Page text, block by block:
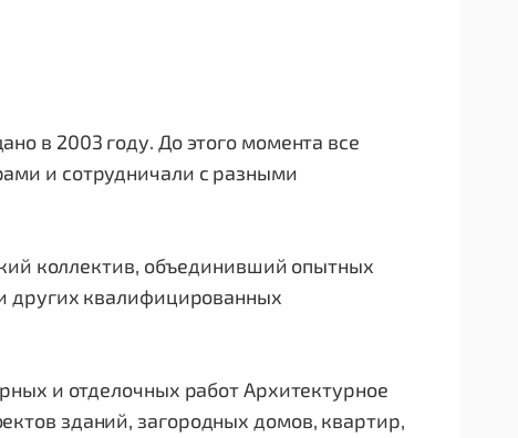
в 2003 году. До этого момента все
и сотрудничали с разными
коллектив, объединивший опытных
других квалифицированных
и отделочных работ Архитектурное
зданий, загородных домов, квартир,